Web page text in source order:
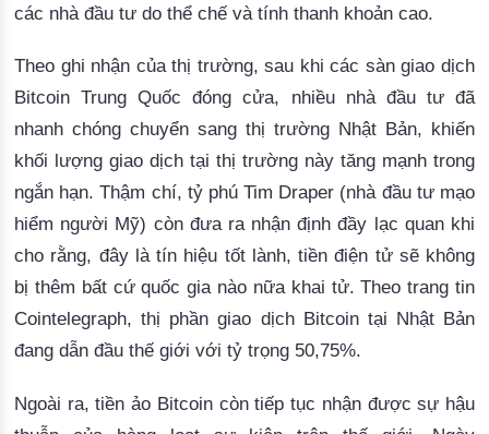
các nhà đầu tư do thể chế và tính thanh khoản cao.
Theo ghi nhận của thị trường, sau khi các sàn giao dịch
Bitcoin Trung Quốc đóng cửa, nhiều nhà đầu tư đã
nhanh chóng chuyển sang thị trường Nhật Bản, khiến
khối lượng giao dịch tại thị trường này tăng mạnh trong
ngắn hạn. Thậm chí, tỷ phú Tim Draper (nhà đầu tư mạo
hiểm người Mỹ) còn đưa ra nhận định đầy lạc quan khi
cho rằng, đây là tín hiệu tốt lành, tiền điện tử sẽ không
bị thêm bất cứ quốc gia nào nữa khai tử. Theo trang tin
Cointelegraph, thị phần giao dịch Bitcoin tại Nhật Bản
đang dẫn đầu thế giới với tỷ trọng 50,75%.
Ngoài ra, tiền ảo Bitcoin còn tiếp tục nhận được sự hậu